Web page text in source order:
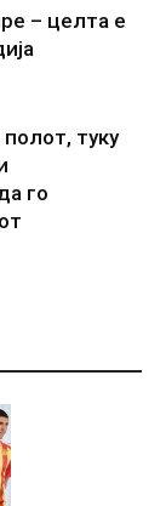
– целта е
туку
го